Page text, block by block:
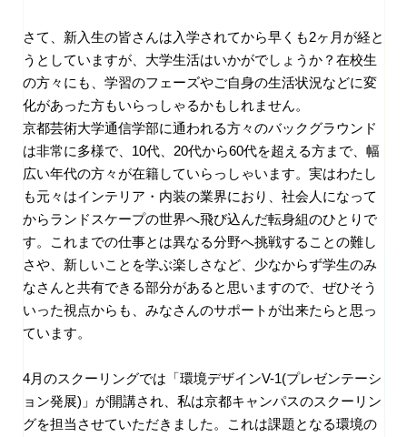
さて、新入生の皆さんは入学されてから早くも2ヶ月が経と
うとしていますが、大学生活はいかがでしょうか？在校生
の方々にも、学習のフェーズやご自身の生活状況などに変
化があった方もいらっしゃるかもしれません。
京都芸術大学通信学部に通われる方々のバックグラウンド
は非常に多様で、 10代、20代から60代を超える方まで、幅
広い年代の方々が在籍していらっしゃいます。 実はわたし
も元々はインテリア・内装の業界におり、社会人になって
からランドスケープの世界へ飛び込んだ転身組のひとりで
す。これまでの仕事とは異なる分野へ挑戦することの難し
さや、新しいことを学ぶ楽しさなど、少なからず学生のみ
なさんと共有できる部分があると思いますので、ぜひそう
いった視点からも、みなさんのサポートが出来たらと思っ
ています。
4月のスクーリングでは「環境デザインV-1(プレゼンテーシ
ョン発展) 」が開講され、私は京都キャンパスのスクーリン
グを担当させていただきました。これは課題となる環境の